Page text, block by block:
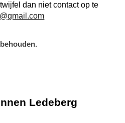
dan niet contact op te
Ledeberg